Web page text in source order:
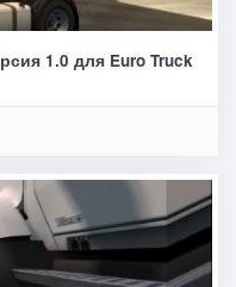
1.0 для Euro Truck